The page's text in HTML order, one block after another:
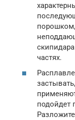
частях.
подойдет